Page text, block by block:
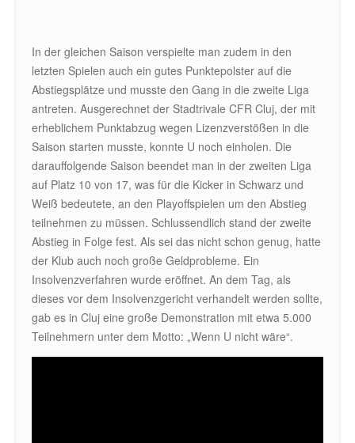
In der gleichen Saison verspielte man zudem in den
letzten Spielen auch ein gutes Punktepolster auf die
Abstiegsplätze und musste den Gang in die zweite Liga
antreten. Ausgerechnet der Stadtrivale CFR Cluj, der mit
erheblichem Punktabzug wegen Lizenzverstößen in die
Saison starten musste, konnte U noch einholen. Die
darauffolgende Saison beendet man in der zweiten Liga
auf Platz 10 von 17, was für die Kicker in Schwarz und
Weiß bedeutete, an den Playoffspielen um den Abstieg
teilnehmen zu müssen. Schlussendlich stand der zweite
Abstieg in Folge fest. Als sei das nicht schon genug, hatte
der Klub auch noch große Geldprobleme. Ein
Insolvenzverfahren wurde eröffnet. An dem Tag, als
dieses vor dem Insolvenzgericht verhandelt werden sollte,
gab es in Cluj eine große Demonstration mit etwa 5.000
Teilnehmern unter dem Motto: „Wenn U nicht wäre“.